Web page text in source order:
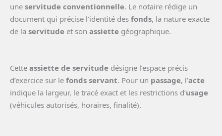
une servitude conventionnelle. Le notaire rédige un
document qui précise l’identité des fonds, la nature exacte
de la servitude et son assiette géographique.
Cette assiette de servitude désigne l’espace précis
d’exercice sur le fonds servant. Pour un passage, l’acte
indique la largeur, le tracé exact et les restrictions d’usage
(véhicules autorisés, horaires, finalité).